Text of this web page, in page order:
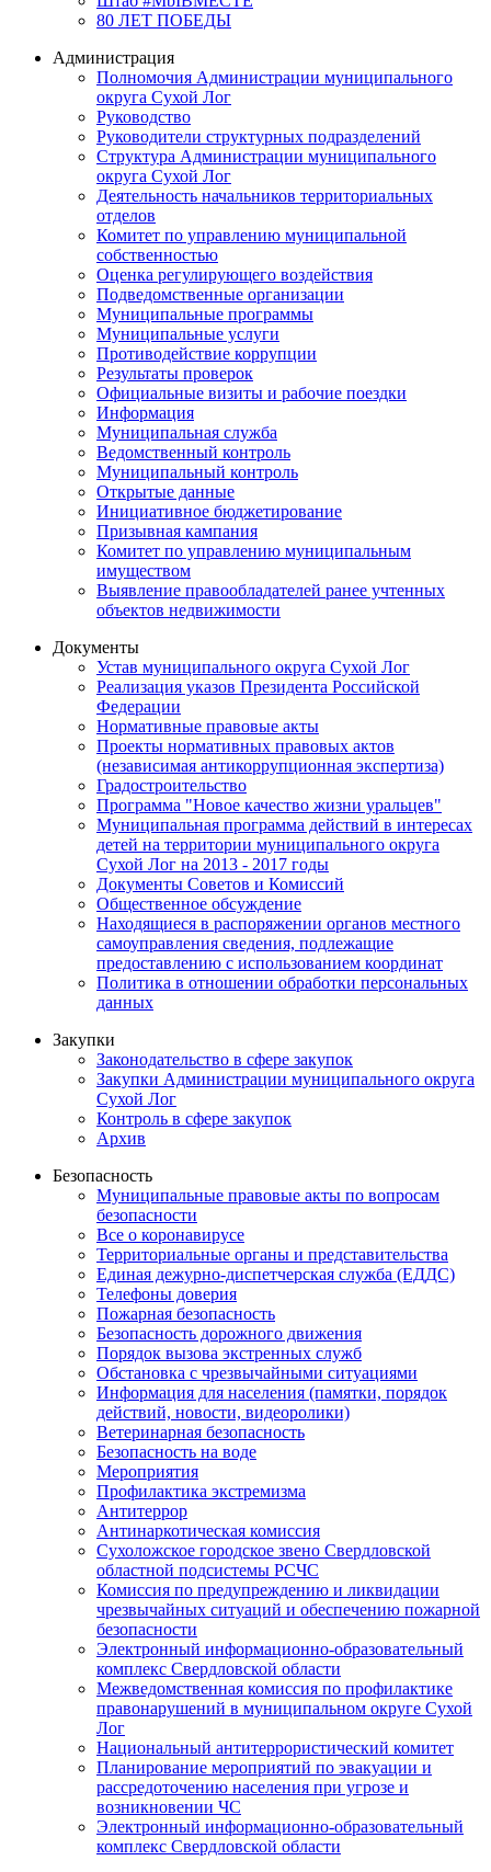
80 ЛЕТ ПОБЕДЫ
Администрация
Полномочия Администрации муниципального
округа Сухой Лог
Руководство
Руководители структурных подразделений
Структура Администрации муниципального
округа Сухой Лог
Деятельность начальников территориальных
отделов
Комитет по управлению муниципальной
собственностью
Оценка регулирующего воздействия
Подведомственные организации
Муниципальные программы
Муниципальные услуги
Противодействие коррупции
Результаты проверок
Официальные визиты и рабочие поездки
Информация
Муниципальная служба
Ведомственный контроль
Муниципальный контроль
Открытые данные
Инициативное бюджетирование
Призывная кампания
Комитет по управлению муниципальным
имуществом
Выявление правообладателей ранее учтенных
объектов недвижимости
Документы
Устав муниципального округа Сухой Лог
Реализация указов Президента Российской
Федерации
Нормативные правовые акты
Проекты нормативных правовых актов
(независимая антикоррупционная экспертиза)
Градостроительство
Программа "Новое качество жизни уральцев"
Муниципальная программа действий в интересах
детей на территории муниципального округа
Сухой Лог на 2013 - 2017 годы
Документы Советов и Комиссий
Общественное обсуждение
Находящиеся в распоряжении органов местного
самоуправления сведения, подлежащие
предоставлению с использованием координат
Политика в отношении обработки персональных
данных
Закупки
Законодательство в сфере закупок
Закупки Администрации муниципального округа
Сухой Лог
Контроль в сфере закупок
Архив
Безопасность
Муниципальные правовые акты по вопросам
безопасности
Все о коронавирусе
Территориальные органы и представительства
Единая дежурно-диспетчерская служба (ЕДДС)
Телефоны доверия
Пожарная безопасность
Безопасность дорожного движения
Порядок вызова экстренных служб
Обстановка с чрезвычайными ситуациями
Информация для населения (памятки, порядок
действий, новости, видеоролики)
Ветеринарная безопасность
Безопасность на воде
Мероприятия
Профилактика экстремизма
Антитеррор
Антинаркотическая комиссия
Сухоложское городское звено Свердловской
областной подсистемы РСЧС
Комиссия по предупреждению и ликвидации
чрезвычайных ситуаций и обеспечению пожарной
безопасности
Электронный информационно-образовательный
комплекс Cвердловской области
Межведомственная комиссия по профилактике
правонарушений в муниципальном округе Сухой
Лог
Национальный антитеррористический комитет
Планирование мероприятий по эвакуации и
рассредоточению населения при угрозе и
возникновении ЧС
Электронный информационно-образовательный
комплекс Свердловской области